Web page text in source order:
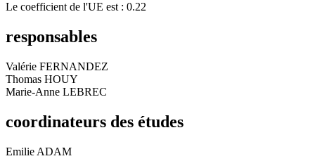
Le coefficient de l'UE est : 0.22
responsables
Valérie FERNANDEZ
Thomas HOUY
Marie-Anne LEBREC
coordinateurs des études
Emilie ADAM